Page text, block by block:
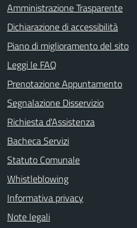
Amministrazione Trasparente
Dichiarazione di accessibilità
Piano di miglioramento del sito
Leggi le FAQ
Prenotazione Appuntamento
Segnalazione Disservizio
Richiesta d'Assistenza
Bacheca Servizi
Statuto Comunale
Whistleblowing
Informativa privacy
Note legali